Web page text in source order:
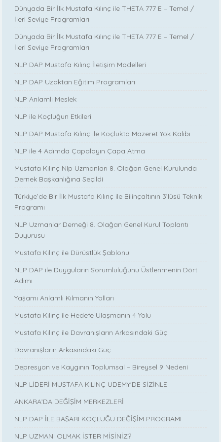
Dünyada Bir İlk Mustafa Kılınç ile THETA 777 E – Temel /
İleri Seviye Programları
Dünyada Bir İlk Mustafa Kılınç ile THETA 777 E – Temel /
İleri Seviye Programları
NLP DAP Mustafa Kılınç İletişim Modelleri
NLP DAP Uzaktan Eğitim Programları
NLP Anlamlı Meslek
NLP ile Koçluğun Etkileri
NLP DAP Mustafa Kılınç ile Koçlukta Mazeret Yok Kalıbı
NLP ile 4 Adımda Çapalayın Çapa Atma
Mustafa Kılınç Nlp Uzmanları 8. Olağan Genel Kurulunda
Dernek Başkanlığına Seçildi
Türkiye’de Bir İlk Mustafa Kılınç ile Bilinçaltının 3’lüsü Teknik
Programı
NLP Uzmanlar Derneği 8. Olağan Genel Kurul Toplantı
Duyurusu
Mustafa Kılınç ile Dürüstlük Şablonu
NLP DAP ile Duyguların Sorumluluğunu Üstlenmenin Dört
Adımı
Yaşamı Anlamlı Kılmanın Yolları
Mustafa Kılınç ile Hedefe Ulaşmanın 4 Yolu
Mustafa Kılınç ile Davranışların Arkasındaki Güç
Davranışların Arkasındaki Güç
Depresyon ve Kaygının Toplumsal – Bireysel 9 Nedeni
NLP LİDERİ MUSTAFA KILINÇ UDEMY'DE SİZİNLE
ANKARA’DA DEĞİŞİM MERKEZLERİ
NLP DAP İLE BAŞARI KOÇLUĞU DEĞİŞİM PROGRAMI
NLP UZMANI OLMAK İSTER MİSİNİZ?